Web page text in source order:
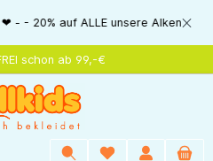
auf ALLE unsere Alkena-
schon ab 99,-€